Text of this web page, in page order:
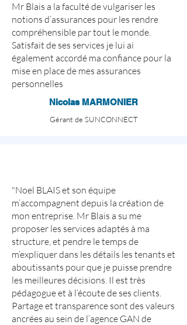
Mr Blais a la faculté de vulgariser les
notions d’assurances pour les rendre
compréhensible par tout le monde.
Satisfait de ses services je lui ai
également accordé ma confiance pour la
mise en place de mes assurances
personnelles
Nicolas MARMONIER
Gérant de SUNCONNECT
"Noel BLAIS et son équipe
m’accompagnent depuis la création de
mon entreprise. Mr Blais a su me
proposer les services adaptés à ma
structure, et pendre le temps de
m’expliquer dans les détails les tenants et
aboutissants pour que je puisse prendre
les meilleures décisions. Il est très
pédagogue et à l’écoute de ses clients.
Partage et transparence sont des valeurs
ancrées au sein de l’agence GAN de